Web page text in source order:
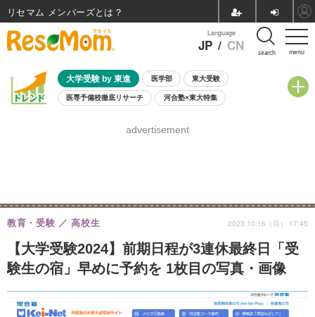
menu
Language
JP / CN search
大学受験 by 東進 医学部 東大受験
医専予備校徹底リサーチ 河合塾×東大特集
8月開催学校説明会・相談会
advertisement
【大学受験2024】前期日程が3連休最終日「受
験生の宿」早めに予約を 1枚目の写真・画像
教育・受験 高校生 2023.10.16（月） 17:45
リセマム メンバーズ